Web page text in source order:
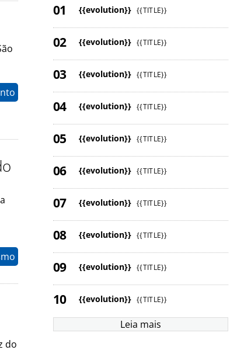
do
{{evolution}} {{TITLE}}
{{evolution}} {{TITLE}}
{{evolution}} {{TITLE}}
{{evolution}} {{TITLE}}
{{evolution}} {{TITLE}}
{{evolution}} {{TITLE}}
{{evolution}} {{TITLE}}
{{evolution}} {{TITLE}}
{{evolution}} {{TITLE}}
{{evolution}} {{TITLE}}
Leia mais